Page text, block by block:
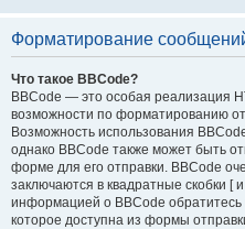
Форматирование
Что такое BBCode?
BBCode — это особая реализация
возможности по форматированию
Возможность использования
однако BBCode также может быть
форме для его отправки. BBCode
заключаются в квадратные скобки [
информацией о BBCode обратитесь
которое доступна из формы